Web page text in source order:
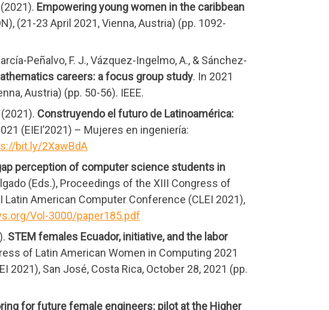
Empowering young women in the caribbean
(21-23 April 2021, Vienna, Austria) (pp. 1092-
Peñalvo, F. J., Vázquez-Ingelmo, A., & Sánchez-
careers: a focus group study. In 2021
Austria) (pp. 50-56). IEEE.
(2021). Construyendo el futuro de Latinoamérica:
(EIEI’2021) – Mujeres en ingeniería:
bit.ly/2XawBdA
perception of computer science students in
(Eds.), Proceedings of the XIII Congress of
American Computer Conference (CLEI 2021),
Vol-3000/paper185.pdf
STEM females Ecuador, initiative, and the labor
of Latin American Women in Computing 2021
2021), San José, Costa Rica, October 28, 2021 (pp.
for future female engineers: pilot at the Higher